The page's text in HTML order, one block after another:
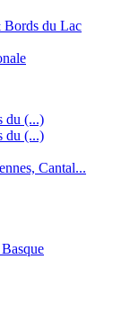
Bords du Lac
du (...)
du (...)
Cantal...